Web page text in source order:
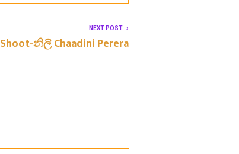
NEXT POST
Shoot-නිලි Chaadini Perera